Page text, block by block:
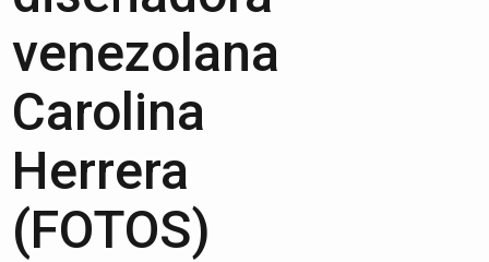
venezolana
Carolina
Herrera
(FOTOS)